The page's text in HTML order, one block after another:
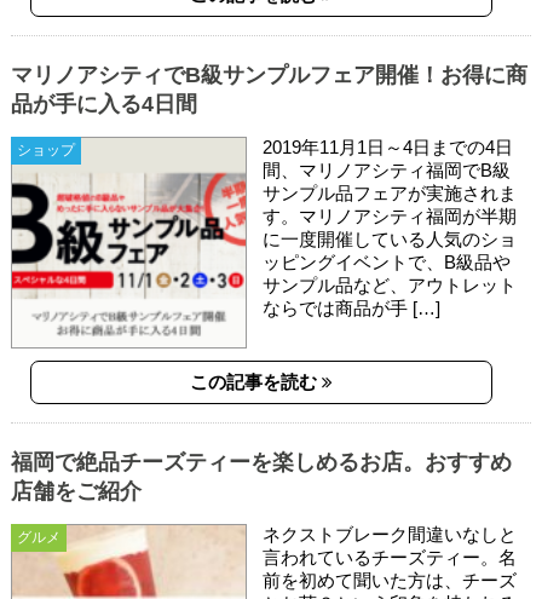
ショップ
マリノアシティでB級サンプルフェア開催！お得に商
品が手に入る4日間
2019年11月1日～4日までの4日
間、マリノアシティ福岡でB級
サンプル品フェアが実施されま
す。マリノアシティ福岡が半期
に一度開催している人気のショ
ッピングイベントで、B級品や
サンプル品など、アウトレット
ならでは商品が手 […]
この記事を読む
グルメ
福岡で絶品チーズティーを楽しめるお店。おすすめ
店舗をご紹介
ネクストブレーク間違いなしと
言われているチーズティー。名
前を初めて聞いた方は、チーズ